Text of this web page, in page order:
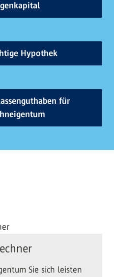
Hypothek
für
Sie sich leisten